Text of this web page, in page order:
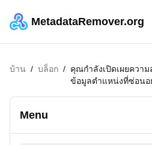
MetadataRemover.org
บ้าน / บล็อก / คุณกำลังเปิดเผยควา
ข้อมูลตำแหน่งที่ซ่อนอ
Menu